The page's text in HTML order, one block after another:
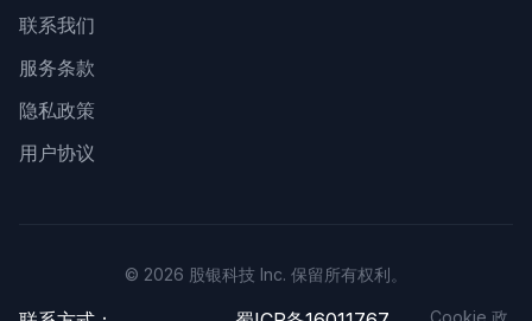
联系我们
服务条款
隐私政策
用户协议
© 2026 股银科技 Inc. 保留所有权利。
Cookie 政